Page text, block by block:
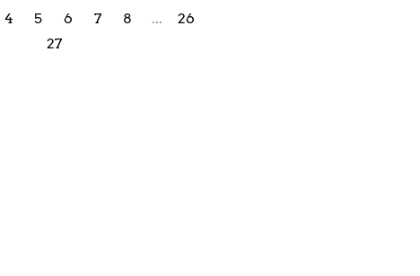
4 5 6 7 8 ...
26
27